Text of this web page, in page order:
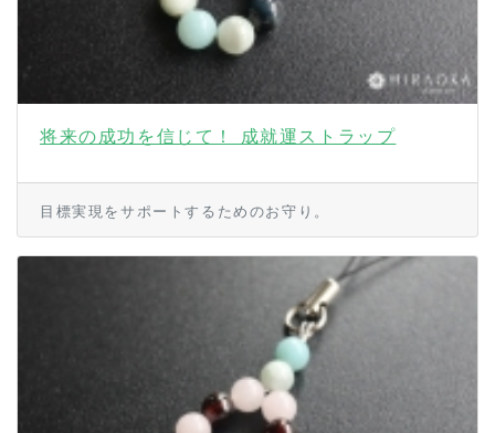
将来の成功を信じて！ 成就運ストラップ
目標実現をサポートするためのお守り。